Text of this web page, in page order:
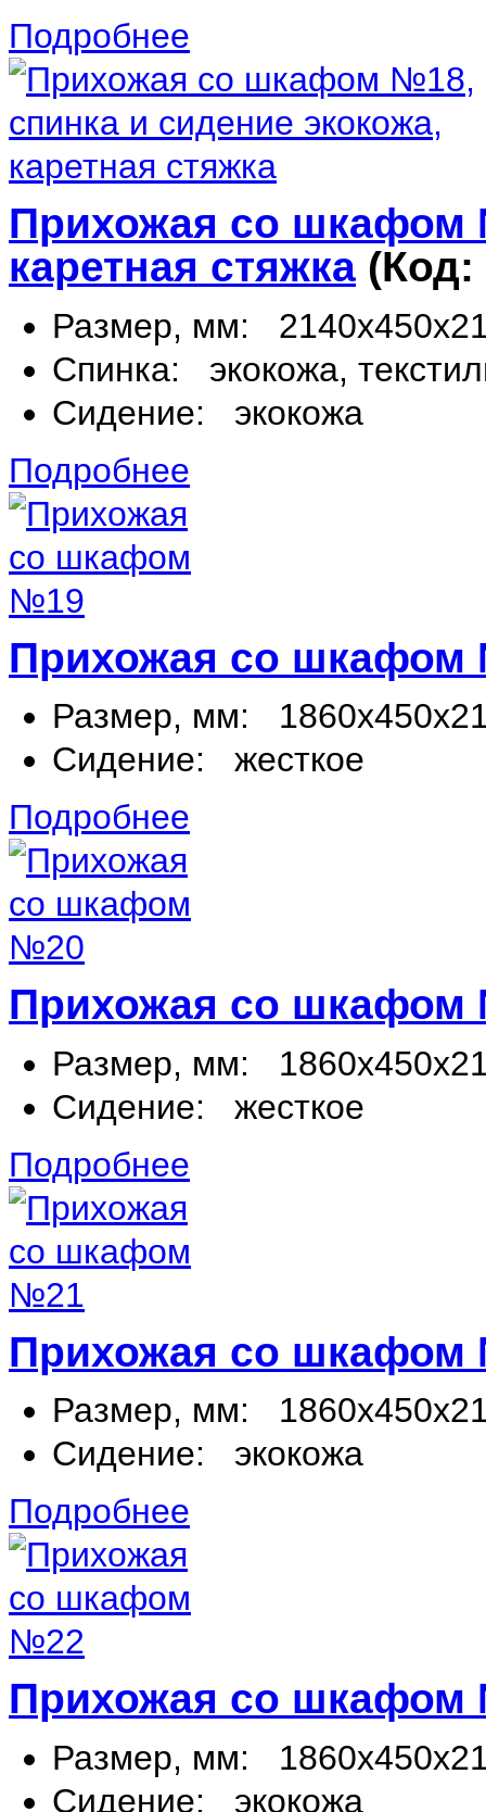
Подробнее
Прихожая со шкафом
каретная стяжка (Код:
Размер, мм:
Спинка:
экокожа,
Сидение:
экокожа
Подробнее
Прихожая со
Размер, мм:
Сидение:
жесткое
Подробнее
Прихожая со
Размер, мм:
Сидение:
жесткое
Подробнее
Прихожая со
Размер, мм:
Сидение:
экокожа
Подробнее
Прихожая со
Размер, мм:
Сидение:
экокожа